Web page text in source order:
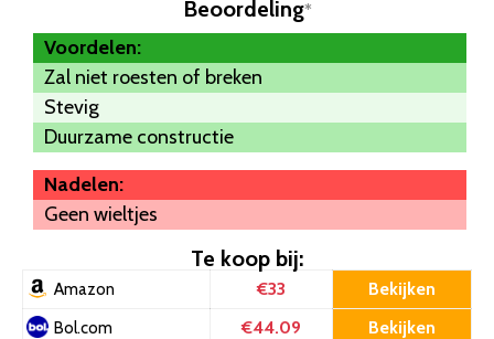
Beoordeling*
Voordelen:
Zal niet roesten of breken
Stevig
Duurzame constructie
Nadelen:
Geen wieltjes
Te koop bij:
Amazon €33 Bekijken
Bol.com €44.09 Bekijken